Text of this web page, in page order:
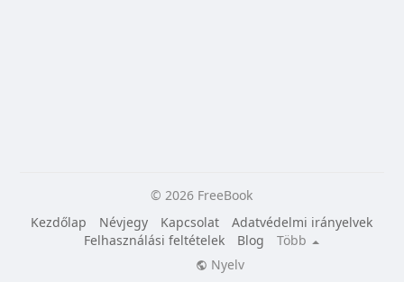
© 2026 FreeBook
Kezdőlap
Névjegy Kapcsolat
Adatvédelmi irányelvek
Felhasználási feltételek
Blog
Több
Nyelv